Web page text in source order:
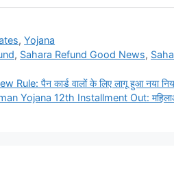
,Yojana
, Sahara Refund Good News,
Rule: पैन कार्ड वालों के लिए लागू हुआ नया
Yojana 12th Installment Out: